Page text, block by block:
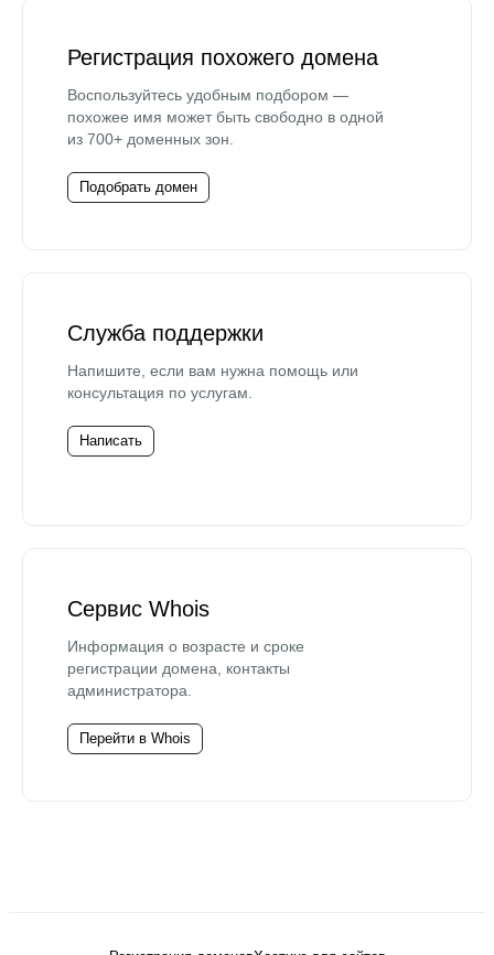
Регистрация похожего домена
Воспользуйтесь удобным подбором —
похожее имя может быть свободно в одной
из 700+ доменных зон.
Подобрать домен
Служба поддержки
Напишите, если вам нужна помощь или
консультация по услугам.
Написать
Сервис Whois
Информация о возрасте и сроке
регистрации домена, контакты
администратора.
Перейти в Whois